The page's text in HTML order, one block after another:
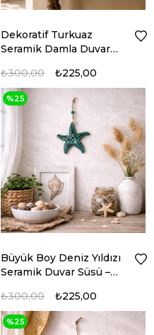
Dekoratif Turkuaz
Seramik Damla Duvar
₺225,00
₺300,00
Büyük Boy Deniz Yıldızı
Seramik Duvar Süsü –
₺225,00
₺300,00
%25
%25